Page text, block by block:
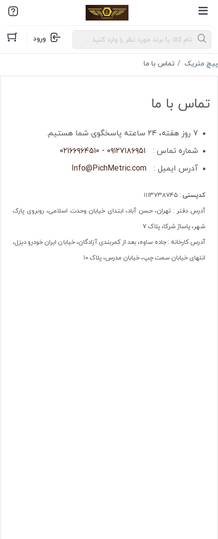
ورود
پیچ متریک تماس با ما
تماس با ما
۷ روز هفته، ۲۴ ساعته پاسخگوی شما هستیم.
شماره تماس :
۰۹۱۲۷۱۸۶۹۵۱ - ۰۲۱۶۶۹۶۴۵۱۰
آدرس ایمیل :
Info@PichMetric.com
کدپستی : ۱۱۱۳۷۳۸۷۴۵
آدرس دفتر : تهران، حسن آباد، ابتدای خیابان وحدت اسلامی، روبروی پارک
شهر، پاساژ شرکا، پلاک ۷
آدرس کارخانه : جاده ساوه، بعد از کمربندی آزادگان، خیابان ایران خودرو دیزل،
انتهای خیابان سمت چپ، خیابان مدرس، پلاک ۱۰